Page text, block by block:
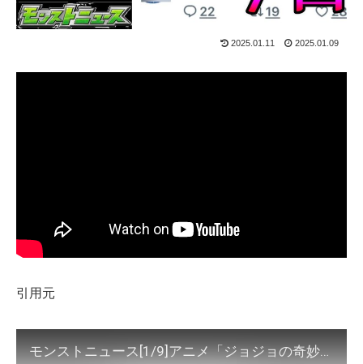
2025.01.11 2025.01.09
引用元
モンストニュース[1/9]アニメ「ジョジョの奇妙な冒険 黄金の風」コラボ開催決定！や獣神化・改など、モンストの最新情報をお届けします！【モンスト公式】